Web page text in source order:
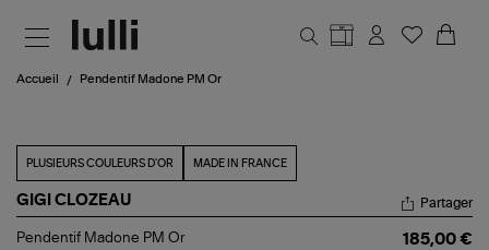
Accueil Pendentif Madone PM Or
PLUSIEURS COULEURS D'OR MADE IN FRANCE
GIGI CLOZEAU
Pendentif
Partager
Pendentif Madone PM Or
185,00 €